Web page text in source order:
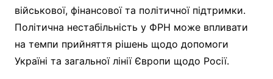
військової, фінансової та політичної підтримки.
Політична нестабільність у ФРН може впливати
на темпи прийняття рішень щодо допомоги
Україні та загальної лінії Європи щодо Росії.